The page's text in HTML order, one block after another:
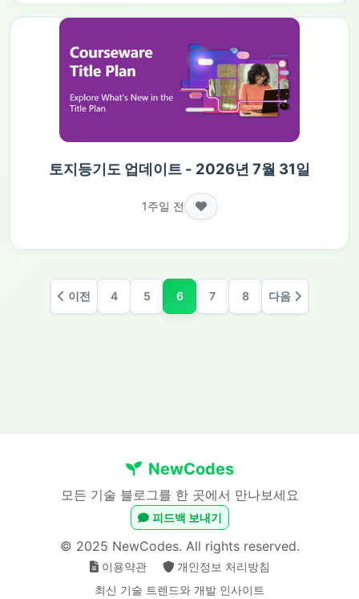
토지등기도 업데이트 - 2026년 7월 31일
1주일 전
이전 4 5 6 7 8 다음
NewCodes
모든 기술 블로그를 한 곳에서 만나보세요
피드백 보내기
© 2025 NewCodes. All rights reserved.
이용약관
개인정보 처리방침
최신 기술 트렌드와 개발 인사이트